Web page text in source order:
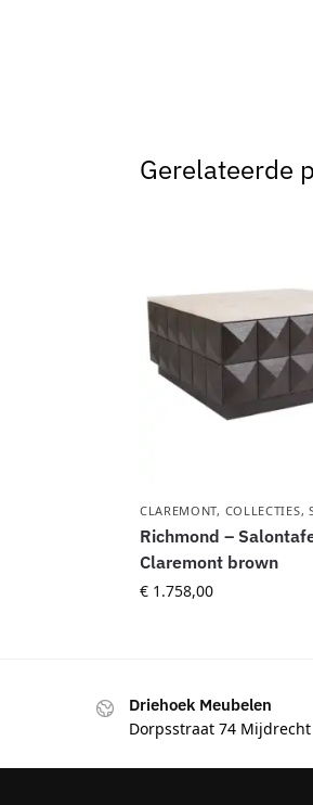
Gerelateerde
CLAREMONT, COLLECTIES,
Richmond –
Claremont brown
€1.758,00
Driehoek Meubelen
Dorpsstraat 74 Mijdrecht